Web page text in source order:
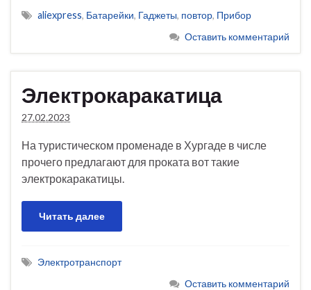
aliexpress, Батарейки, Гаджеты, повтор, Прибор
Оставить комментарий
Электрокаракатица
27.02.2023
На туристическом променаде в Хургаде в числе
прочего предлагают для проката вот такие
электрокаракатицы.
Читать далее
Электротранспорт
Оставить комментарий